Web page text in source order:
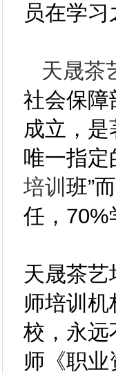
员在学
天晟茶
社会保障
成立，
唯一指定
培训 班”
任，70%
天晟茶
师培训
校，永远
师《职业